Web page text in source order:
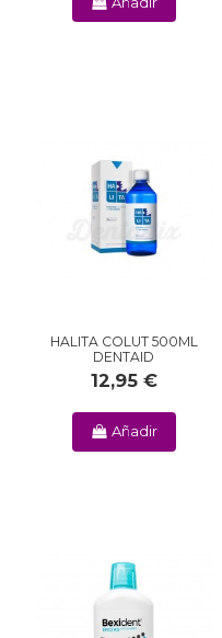
HALITA COLUT 500ML
DENTAID
12,95 €
Añadir